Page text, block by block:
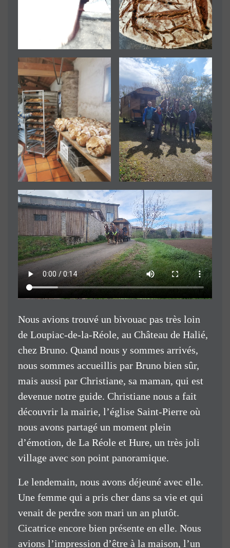
Nous avions trouvé un bivouac pas très loin
de Loupiac-de-la-Réole, au Château de Halié,
chez Bruno. Quand nous y sommes arrivés,
nous sommes accueillis par Bruno bien sûr,
mais aussi par Christiane, sa maman, qui est
devenue notre guide. Christiane nous a fait
découvrir la mairie, l’église Saint-Pierre où
nous avons partagé un moment plein
d’émotion, de La Réole et Hure, un très joli
village avec son point panoramique.
Le lendemain, nous avons déjeuné avec elle.
Une femme qui a pris cher dans sa vie et qui
venait de perdre son mari un an plutôt.
Cicatrice encore bien présente en elle. Nous
avions l’impression d’être à la maison, l’un